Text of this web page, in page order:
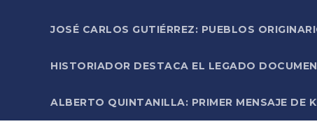
JOSÉ CARLOS GUTIÉRREZ: PUEBLOS
HISTORIADOR DESTACA EL LEGADO
ALBERTO QUINTANILLA: PRIMER MENSAJE DE